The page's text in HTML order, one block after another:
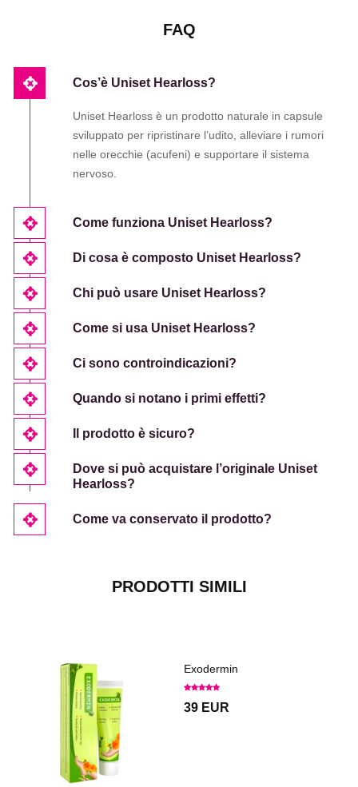
FAQ
Cos’è Uniset Hearloss?
Uniset Hearloss è un prodotto naturale in capsule
sviluppato per ripristinare l’udito, alleviare i rumori
nelle orecchie (acufeni) e supportare il sistema
nervoso.
Come funziona Uniset Hearloss?
Di cosa è composto Uniset Hearloss?
Chi può usare Uniset Hearloss?
Come si usa Uniset Hearloss?
Ci sono controindicazioni?
Quando si notano i primi effetti?
Il prodotto è sicuro?
Dove si può acquistare l’originale Uniset
Hearloss?
Come va conservato il prodotto?
PRODOTTI SIMILI
Exodermin
39 EUR